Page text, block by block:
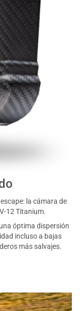
la cámara de
12 Titanium.
óptima dispersión
incluso a bajas
más salvajes.